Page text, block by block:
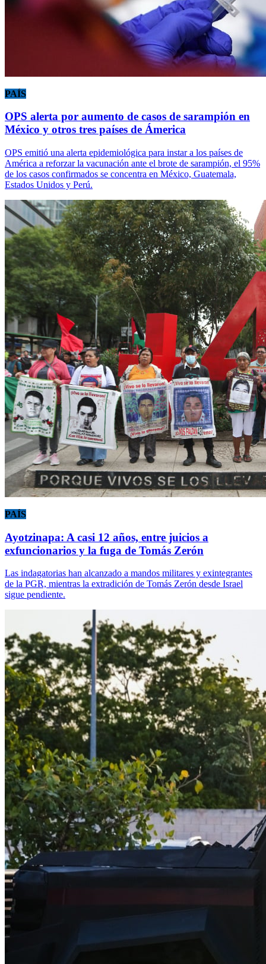
PAÍS
OPS alerta por aumento de casos de sarampión en
México y otros tres países de Ámerica
OPS emitió una alerta epidemiológica para instar a los países de
América a reforzar la vacunación ante el brote de sarampión, el 95%
de los casos confirmados se concentra en México, Guatemala,
Estados Unidos y Perú.
PAÍS
Ayotzinapa: A casi 12 años, entre juicios a
exfuncionarios y la fuga de Tomás Zerón
Las indagatorias han alcanzado a mandos militares y exintegrantes
de la PGR, mientras la extradición de Tomás Zerón desde Israel
sigue pendiente.